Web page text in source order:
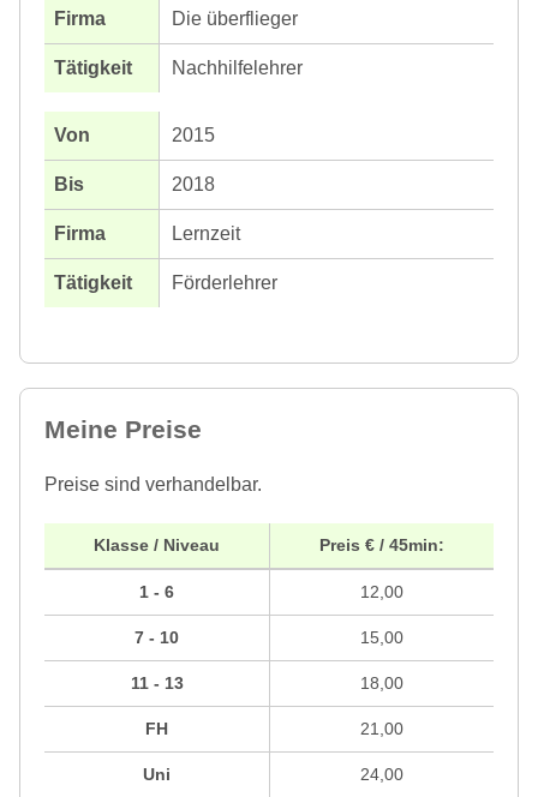
Die überflieger
Nachhilfelehrer
2015
2018
Lernzeit
Förderlehrer
Meine Preise
Preise sind verhandelbar.
Klasse / Niveau
1 - 6
7 - 10
11 - 13
FH
Uni
Preis € / 45min:
12,00
15,00
18,00
21,00
24,00